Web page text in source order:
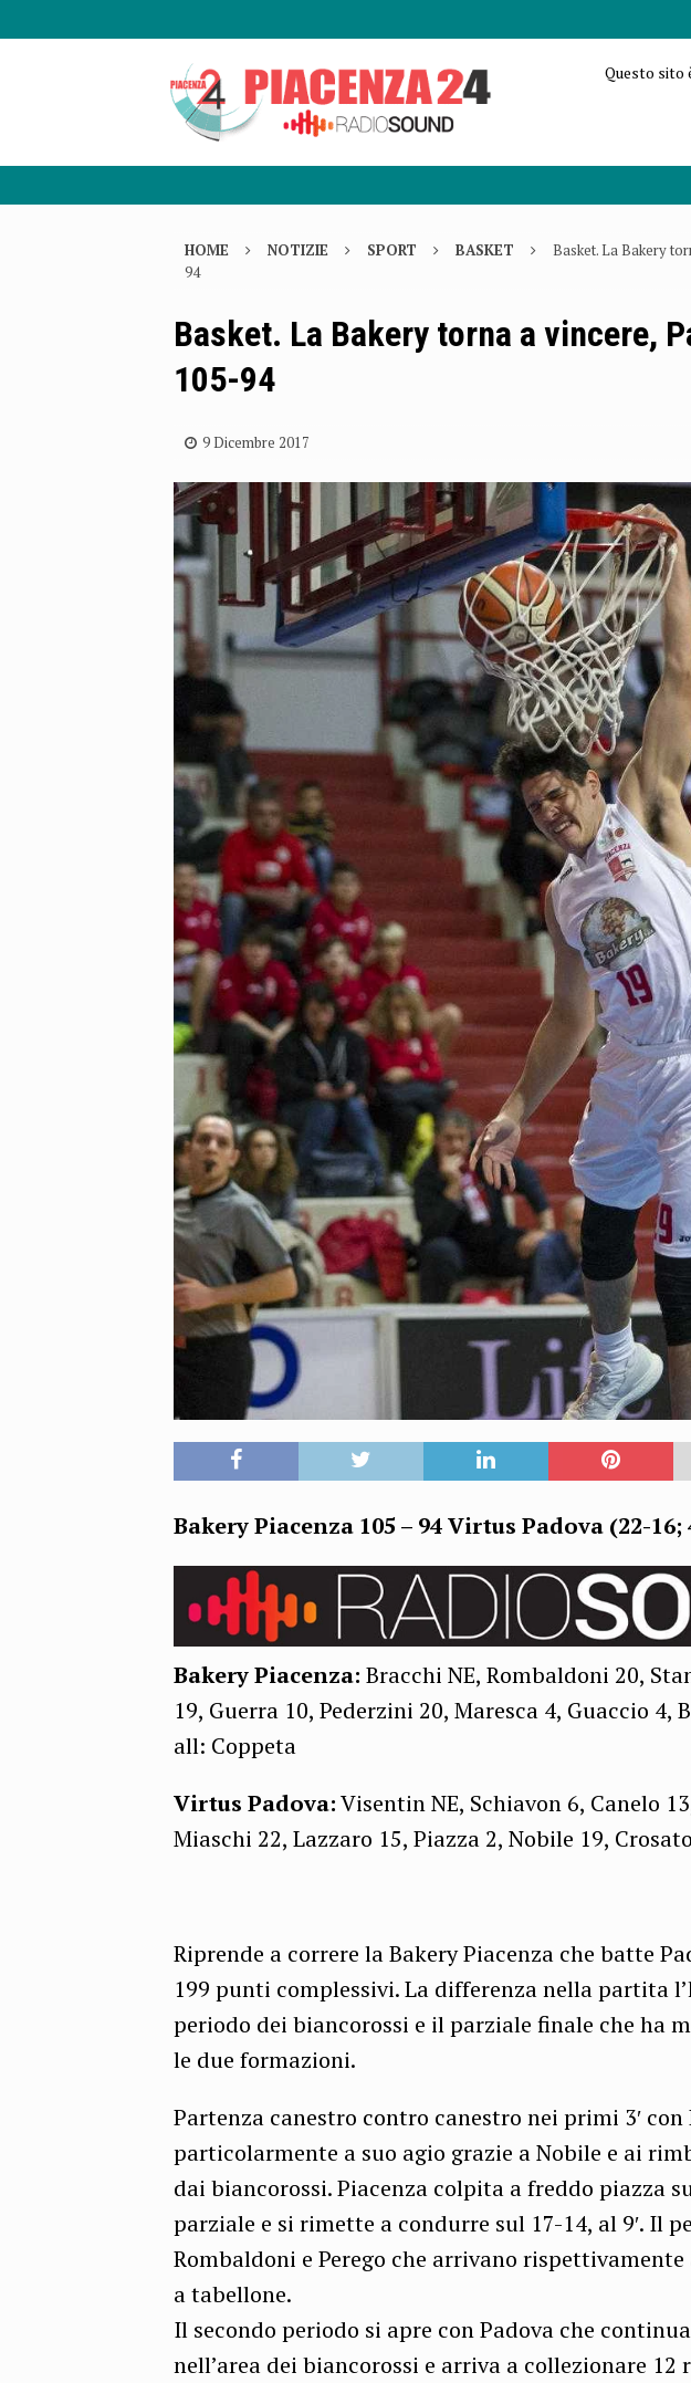
Questo sito
HOME NOTIZIE SPORT BASKET
Basket. La Bakery
94
Basket. La Bakery torna a vincere,
105-94
9 Dicembre 2017
Bakery Piacenza 105 – 94 Virtus Padova (22-16;
Bakery Piacenza: Bracchi NE, Rombaldoni 20,
19, Guerra 10, Pederzini 20, Maresca 4, Guaccio 4,
all: Coppeta
Virtus Padova:Visentin NE, Schiavon 6, Canelo
Miaschi 22, Lazzaro 15, Piazza 2, Nobile 19,
Riprende a correre la Bakery Piacenza che batte
199 punti complessivi. La differenza nella partita
periodo dei biancorossi e il parziale finale che ha
le due formazioni.
Partenza canestro contro canestro nei primi 3′ con
particolarmente a suo agio grazie a Nobile e ai
dai biancorossi. Piacenza colpita a freddo piazza
parziale e si rimette a condurre sul 17-14, al 9′. Il
Rombaldoni e Perego che arrivano
a tabellone.
Il secondo periodo si apre con Padova che
nell’area dei biancorossi e arriva a collezionare